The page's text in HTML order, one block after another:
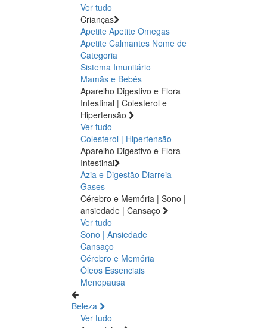
Ver tudo
Crianças
Apetite Apetite Omegas
Apetite Calmantes Nome de
Categoria
Sistema Imunitário
Mamãs e Bebés
Aparelho Digestivo e Flora
Intestinal | Colesterol e
Hipertensão
Ver tudo
Colesterol | Hipertensão
Aparelho Digestivo e Flora
Intestinal
Azia e Digestão Diarreia
Gases
Cérebro e Memória | Sono |
ansiedade | Cansaço
Ver tudo
Sono | Ansiedade
Cansaço
Cérebro e Memória
Óleos Essenciais
Menopausa
Beleza
Ver tudo